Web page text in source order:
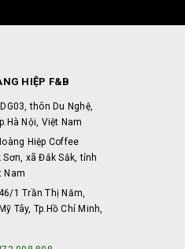
HIỆP F&B
thôn Du Nghệ,
Nội, Việt Nam
Hiệp Coffee
Sơn, xã Đắk Sắk, tỉnh
Nam
1 Trần Thị Năm,
Tây, Tp.Hồ Chí Minh,